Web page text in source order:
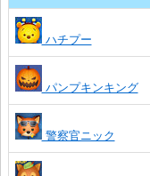
ハチプー
パンプキンキング
警察官ニック